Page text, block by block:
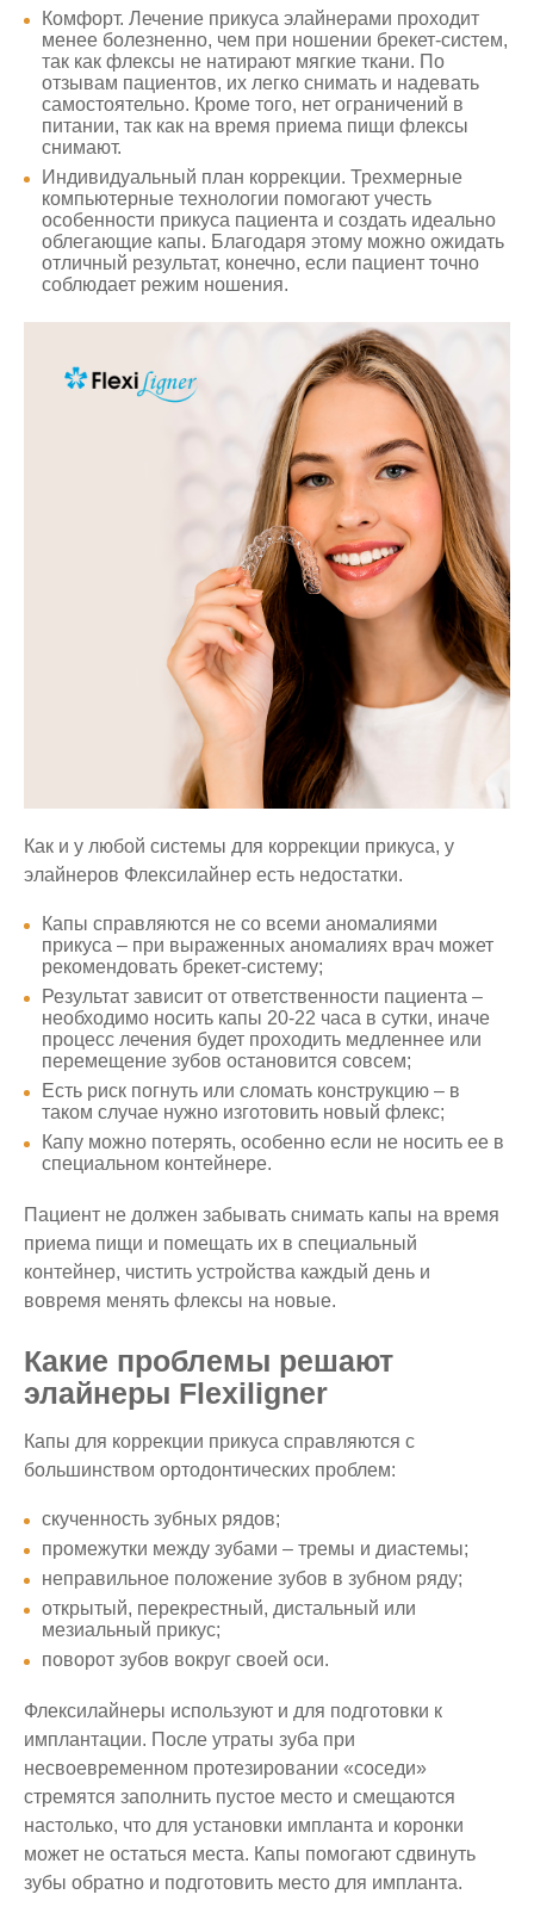
Комфорт. Лечение прикуса элайнерами проходит
менее болезненно, чем при ношении брекет-систем,
так как флексы не натирают мягкие ткани. По
отзывам пациентов, их легко снимать и надевать
самостоятельно. Кроме того, нет ограничений в
питании, так как на время приема пищи флексы
снимают.
Индивидуальный план коррекции. Трехмерные
компьютерные технологии помогают учесть
особенности прикуса пациента и создать идеально
облегающие капы. Благодаря этому можно ожидать
отличный результат, конечно, если пациент точно
соблюдает режим ношения.
Как и у любой системы для коррекции прикуса, у
элайнеров Флексилайнер есть недостатки.
Капы справляются не со всеми аномалиями
прикуса – при выраженных аномалиях врач может
рекомендовать брекет-систему;
Результат зависит от ответственности пациента –
необходимо носить капы 20-22 часа в сутки, иначе
процесс лечения будет проходить медленнее или
перемещение зубов остановится совсем;
Есть риск погнуть или сломать конструкцию – в
таком случае нужно изготовить новый флекс;
Капу можно потерять, особенно если не носить ее в
специальном контейнере.
Пациент не должен забывать снимать капы на время
приема пищи и помещать их в специальный
контейнер, чистить устройства каждый день и
вовремя менять флексы на новые.
Какие проблемы решают
элайнеры Flexiligner
Капы для коррекции прикуса справляются с
большинством ортодонтических проблем:
скученность зубных рядов;
промежутки между зубами – тремы и диастемы;
неправильное положение зубов в зубном ряду;
открытый, перекрестный, дистальный или
мезиальный прикус;
поворот зубов вокруг своей оси.
Флексилайнеры используют и для подготовки к
имплантации. После утраты зуба при
несвоевременном протезировании «соседи»
стремятся заполнить пустое место и смещаются
настолько, что для установки импланта и коронки
может не остаться места. Капы помогают сдвинуть
зубы обратно и подготовить место для импланта.